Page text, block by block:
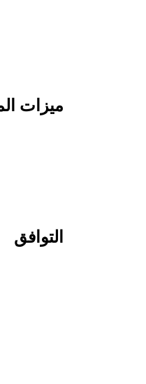
ميزات
التوافق